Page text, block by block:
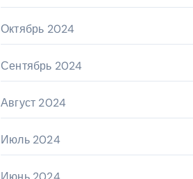
Октябрь 2024
Сентябрь 2024
Август 2024
Июль 2024